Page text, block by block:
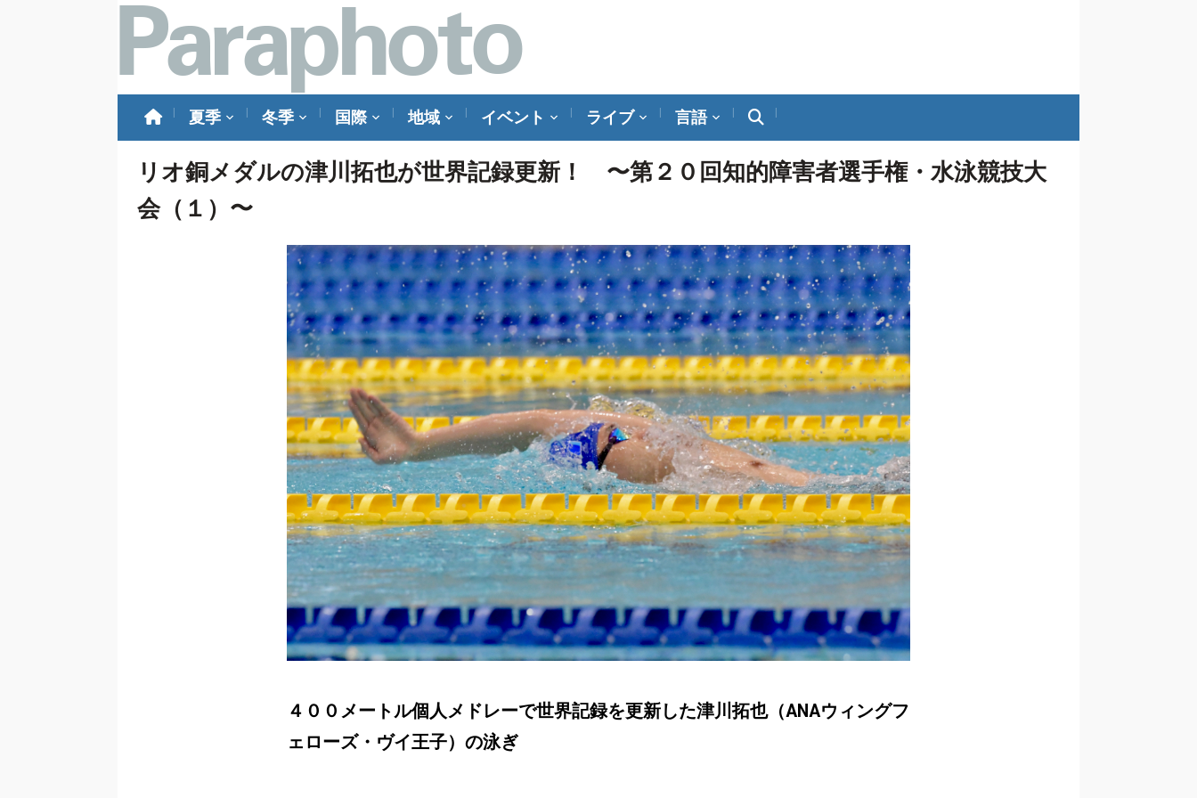
夏季 冬季 国際 地域 イベント ライブ 言語
リオ銅メダルの津川拓也が世界記録更新！ 〜第２０回知的障害者選手権・水泳競技大
会（１）〜
４００メートル個人メドレーで世界記録を更新した津川拓也（ANAウィングフ
ェローズ・ヴイ王子）の泳ぎ